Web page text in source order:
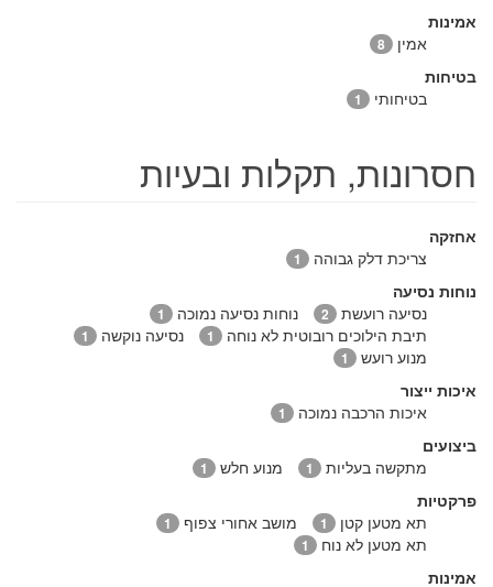
אמינות
אמין
8
בטיחות
בטיחותי
1
חסרונות, תקלות ובעיות
אחזקה
צריכת דלק גבוהה
1
נוחות נסיעה
נסיעה רועשת
2 נוחות נסיעה נמוכה 1
תיבת הילוכים רובוטית לא נוחה 1 נסיעה נוקשה 1
מנוע רועש 1
איכות ייצור
איכות הרכבה נמוכה
1
ביצועים
מתקשה בעליות
1 מנוע חלש 1
פרקטיות
תא מטען קטן
1 מושב אחורי צפוף 1
תא מטען לא נוח 1
אמינות